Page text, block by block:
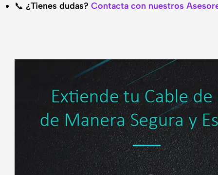
📞 ¿Tienes dudas? Contacta con nuestros